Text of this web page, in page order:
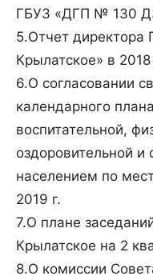
ГБУЗ «ДГП № 130
5.Отчет
Крылатское» в 2018
6.О согласовании
календарного
воспитательной,
оздоровительной и
населением по
2019 г.
7.О плане
Крылатское на 2
8.О комиссии